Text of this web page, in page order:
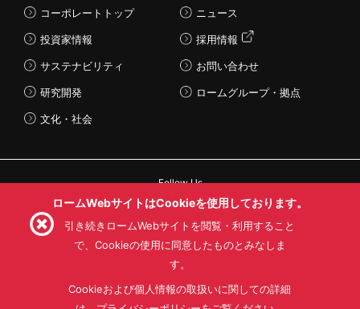
コーポレートトップ
投資家情報
サステナビリティ
研究開発
文化・社会
ニュース
採用情報
お問い合わせ
ロームグループ・拠点
Follow Us
利用目的
プライバシーポリシー
サイトマップ
ローム製品の販売に関する標準契約条件書(PDF)
ロームWebサイトはCookieを使用しております。
引き続きロームWebサイトを閲覧・利用すること
で、Cookieの使用に同意したものとみなしま
す。
Cookieおよび個人情報の取扱いに関しての詳細